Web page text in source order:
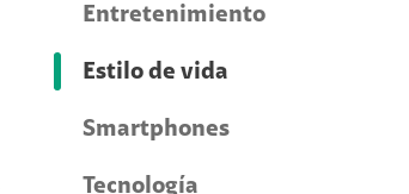
Entretenimiento
Estilo de vida
Smartphones
Tecnología